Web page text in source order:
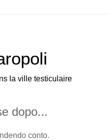
la ville testiculaire
dopo...
conto.